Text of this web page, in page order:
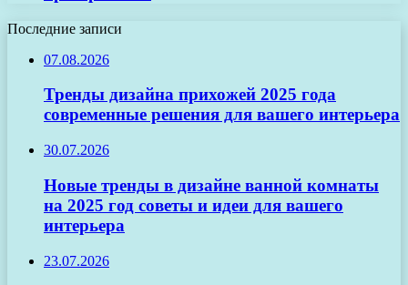
Последние записи
07.08.2026
Тренды дизайна прихожей 2025 года
современные решения для вашего интерьера
30.07.2026
Новые тренды в дизайне ванной комнаты
на 2025 год советы и идеи для вашего
интерьера
23.07.2026